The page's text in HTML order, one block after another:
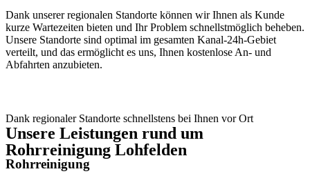
Dank unserer regionalen Standorte können wir Ihnen als Kunde
kurze Wartezeiten bieten und Ihr Problem schnellstmöglich beheben.
Unsere Standorte sind optimal im gesamten Kanal-24h-Gebiet
verteilt, und das ermöglicht es uns, Ihnen kostenlose An- und
Abfahrten anzubieten.
Dank regionaler Standorte schnellstens bei Ihnen vor Ort
Unsere Leistungen rund um
Rohrreinigung Lohfelden
Rohrreinigung